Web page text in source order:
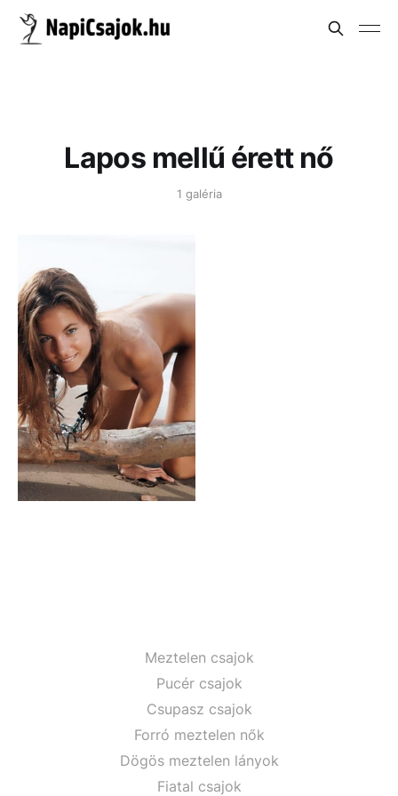
Lapos mellű érett nő
1 galéria
Meztelen csajok
Pucér csajok
Csupasz csajok
Forró meztelen nők
Dögös meztelen lányok
Fiatal csajok